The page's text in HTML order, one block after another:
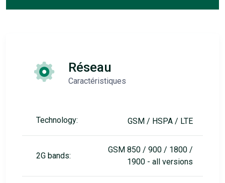
Réseau
Caractéristiques
Technology: GSM / HSPA / LTE
2G bands:
GSM 850 / 900 / 1800 /
1900 - all versions